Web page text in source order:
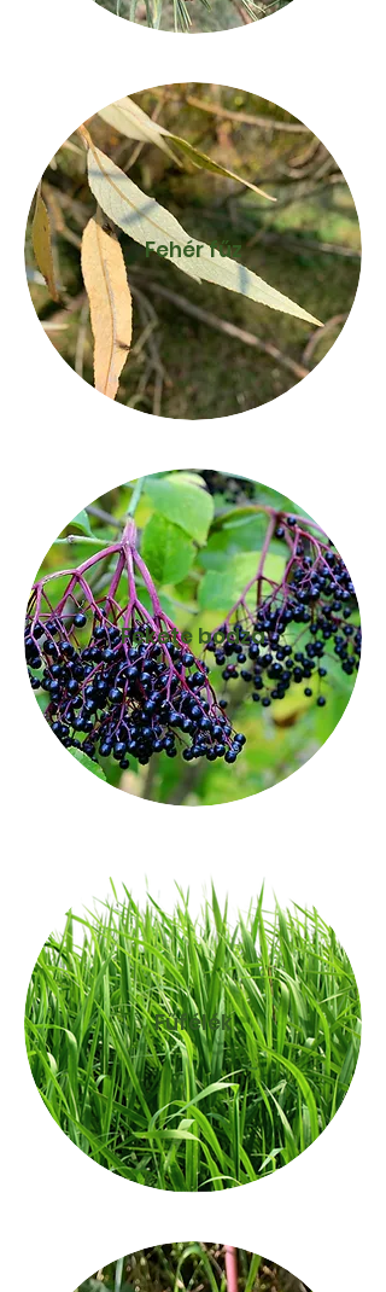
Fehér fűz
Fekete bodza
Fűfélék